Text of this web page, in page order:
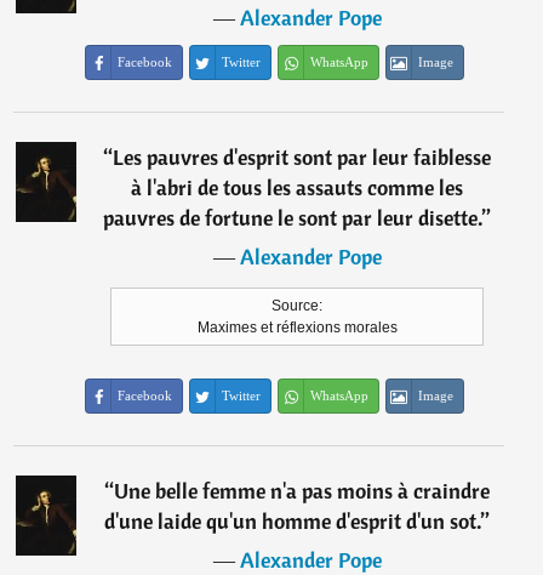
―Alexander Pope
Facebook Twitter WhatsApp Image
“Les pauvres d'esprit sont par leur faiblesse
à l'abri de tous les assauts comme les
pauvres de fortune le sont par leur disette.”
―Alexander Pope
Source:
Maximes et réflexions morales
Facebook Twitter WhatsApp Image
“Une belle femme n'a pas moins à craindre
d'une laide qu'un homme d'esprit d'un sot.”
―Alexander Pope